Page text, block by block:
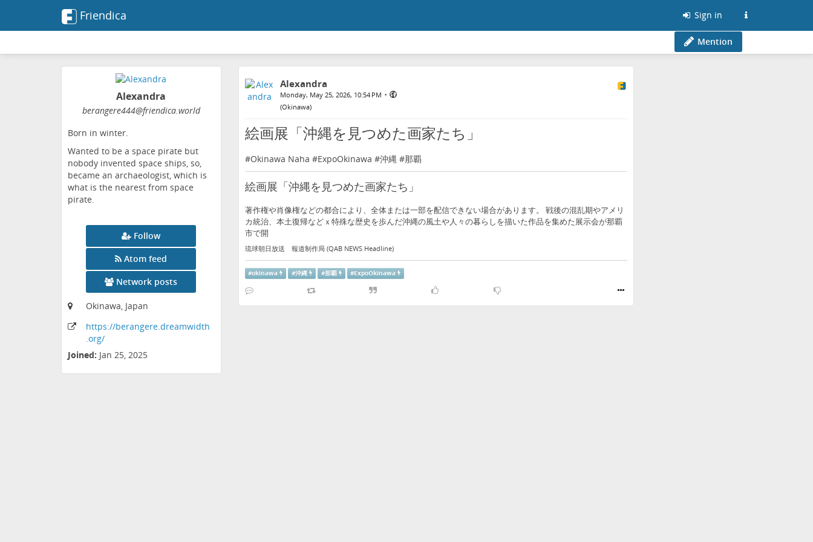
Friendica Sign in
Mention
Alexandra
berangere444@friendica.world
Born in winter.
Wanted to be a space pirate but
nobody invented space ships, so,
became an archaeologist, which is
what is the nearest from space
pirate.
Follow
Atom feed
Network posts
Okinawa, Japan
https://berangere.dreamwidth
.org/
Joined: Jan 25, 2025
Alexandra
Monday, May 25, 2026, 10:54 PM •
(Okinawa)
絵画展「沖縄を見つめた画家たち」
#Okinawa Naha #ExpoOkinawa #沖縄#那覇
絵画展「沖縄を見つめた画家たち」
著作権や肖像権などの都合により、全体または一部を配信できない場合があります。 戦後の混乱期やアメリ
カ統治、本土復帰などｘ特殊な歴史を歩んだ沖縄の風土や人々の暮らしを描いた作品を集めた展示会が那覇
市で開
琉球朝日放送 報道制作局 (QAB NEWS Headline)
#okinawa #沖縄 #那覇 #ExpoOkinawa